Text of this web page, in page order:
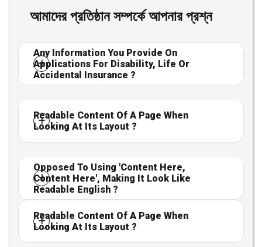
আমাদের প্রতিষ্ঠান সম্পর্কে আপনার প্রশ্ন
Any Information You Provide On
Applications For Disability, Life Or
Accidental Insurance ?
Readable Content Of A Page When
Looking At Its Layout ?
Opposed To Using 'Content Here,
Content Here', Making It Look Like
Readable English ?
Readable Content Of A Page When
Looking At Its Layout ?